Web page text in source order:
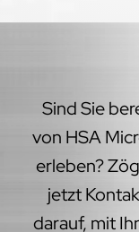
Sind Sie
von HSA
erleben?
jetzt
darauf, mit